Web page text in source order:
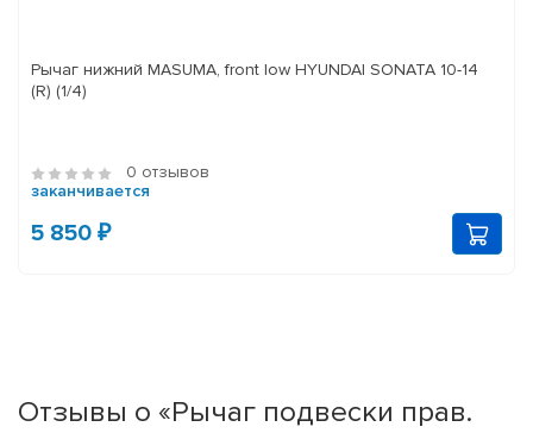
Рычаг нижний MASUMA, front low HYUNDAI SONATA 10-14
(R) (1/4)
0 отзывов
заканчивается
5 850 ₽
Отзывы о «Рычаг подвески прав.